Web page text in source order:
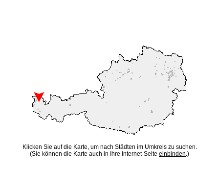
Klicken Sie auf die Karte, um nach Städten im Umkreis zu suchen.
(Sie können die Karte auch in Ihre Internet-Seite einbinden.)